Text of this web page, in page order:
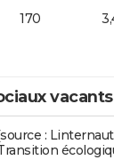
170
: